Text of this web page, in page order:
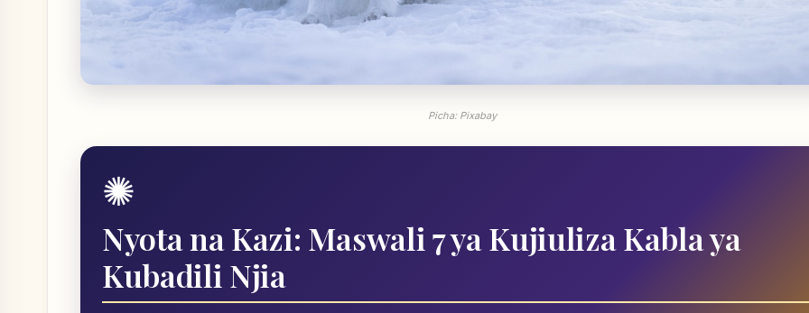
Picha: Pixabay
✺
Nyota na Kazi: Maswali 7 ya Kujiuliza Kabla ya
Kubadili Njia